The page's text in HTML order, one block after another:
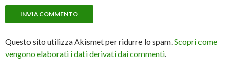
Questo sito utilizza Akismet per ridurre lo spam. Scopri come
vengono elaborati i dati derivati dai commenti